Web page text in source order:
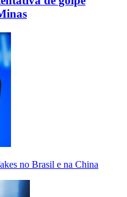
no Brasil e na China